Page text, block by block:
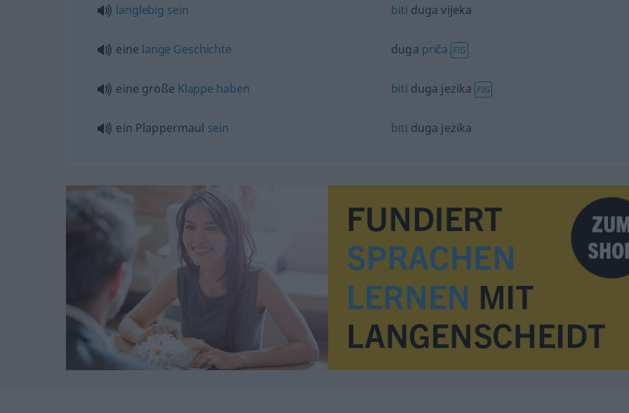
langlebig sein biti duga vijeka
eine lange Geschichte duga priča FIG
eine große Klappe haben biti duga jezika FIG
ein Plappermaul sein biti duga jezika